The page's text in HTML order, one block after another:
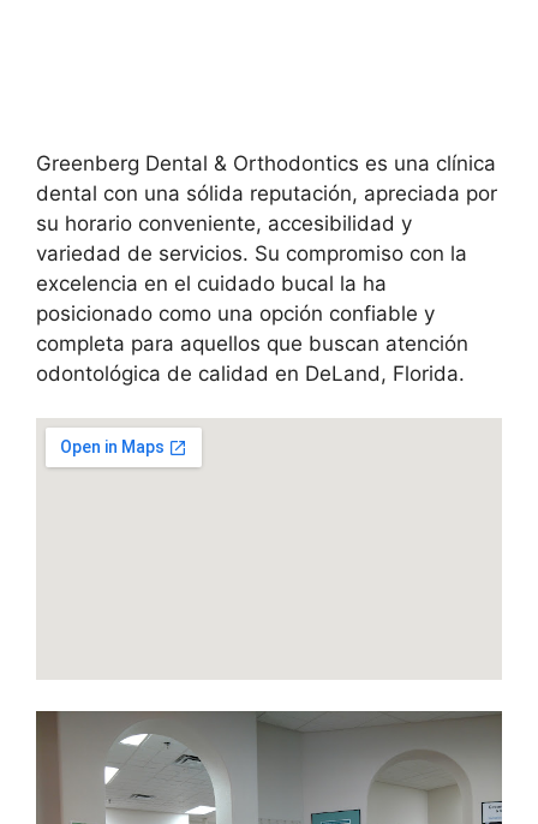
Greenberg Dental & Orthodontics es una clínica
dental con una sólida reputación, apreciada por
su horario conveniente, accesibilidad y
variedad de servicios. Su compromiso con la
excelencia en el cuidado bucal la ha
posicionado como una opción confiable y
completa para aquellos que buscan atención
odontológica de calidad en DeLand, Florida.